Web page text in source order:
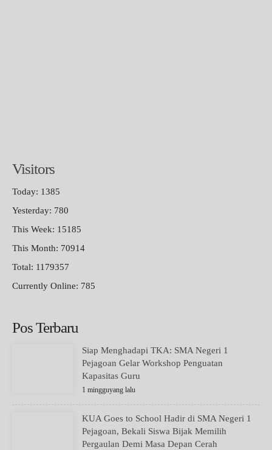
Visitors
Today: 1385
Yesterday: 780
This Week: 15185
This Month: 70914
Total: 1179357
Currently Online: 785
Pos Terbaru
Siap Menghadapi TKA: SMA Negeri 1
Pejagoan Gelar Workshop Penguatan
Kapasitas Guru
1 mingguyang lalu
KUA Goes to School Hadir di SMA Negeri 1
Pejagoan, Bekali Siswa Bijak Memilih
Pergaulan Demi Masa Depan Cerah